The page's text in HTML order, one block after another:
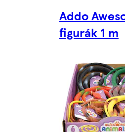
Addo
figurák 1 m